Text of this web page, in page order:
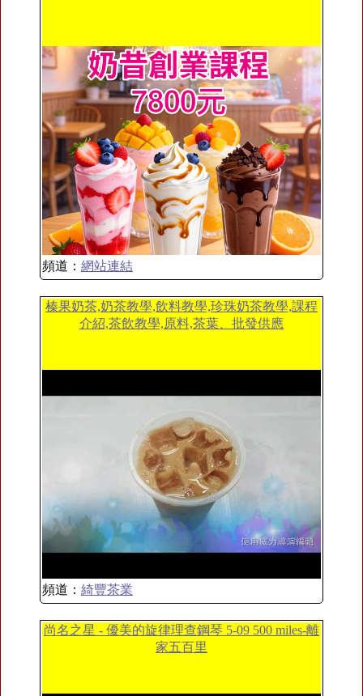
頻道： 網站連結
榛果奶茶,奶茶教學,飲料教學,珍珠奶茶教學,課程
介紹,茶飲教學,原料,茶葉、批發供應
頻道： 綺豐茶業
尚名之星 - 優美的旋律理查鋼琴 5-09 500 miles-離
家五百里